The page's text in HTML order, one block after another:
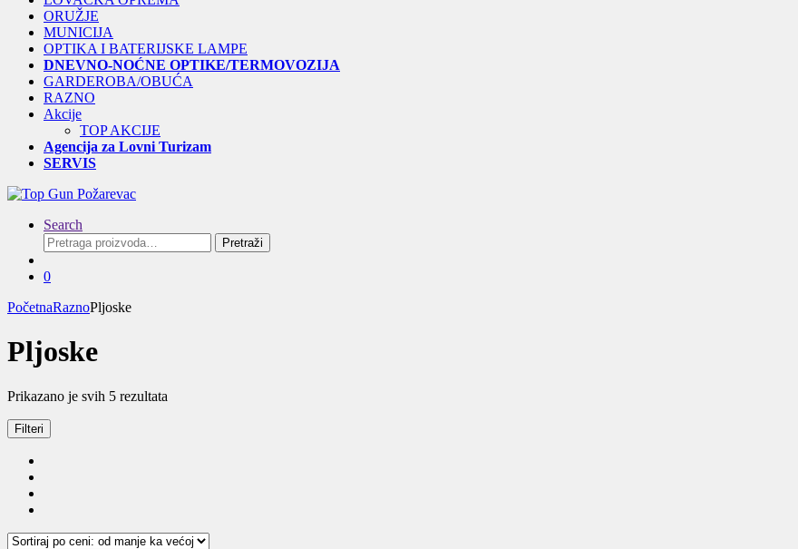
ORUŽJE
MUNICIJA
OPTIKA I BATERIJSKE LAMPE
DNEVNO-NOĆNE OPTIKE/TERMOVOZIJA
GARDEROBA/OBUĆA
RAZNO
Akcije
TOP AKCIJE
Agencija za Lovni Turizam
SERVIS
Search
Pretraga
za:
Pretraži
0
PočetnaRaznoPljoske
Pljoske
Prikazano je svih 5 rezultata
Filteri